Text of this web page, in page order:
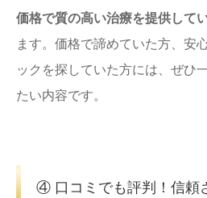
価格で質の高い治療を提供して
ます。価格で諦めていた方、安
ックを探していた方には、ぜひ
たい内容です。
④ 口コミでも評判！信頼